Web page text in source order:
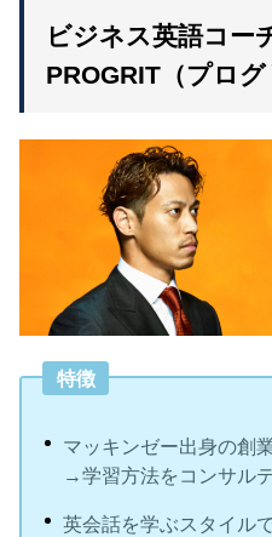
ビジネス英語コ
PROGRIT（プログ
特徴
マッキンゼー出身の創
→学習方法をコンサル
英会話を学ぶスタイル